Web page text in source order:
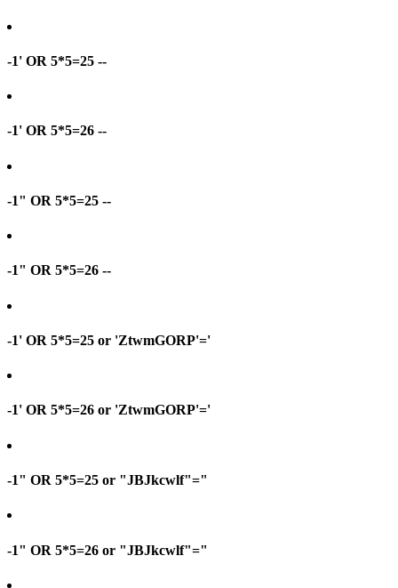
-1' OR 5*5=25 --
-1' OR 5*5=26 --
-1" OR 5*5=25 --
-1" OR 5*5=26 --
-1' OR 5*5=25 or 'ZtwmGORP'='
-1' OR 5*5=26 or 'ZtwmGORP'='
-1" OR 5*5=25 or "JBJkcwlf"="
-1" OR 5*5=26 or "JBJkcwlf"="